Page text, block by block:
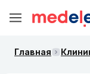
Главная